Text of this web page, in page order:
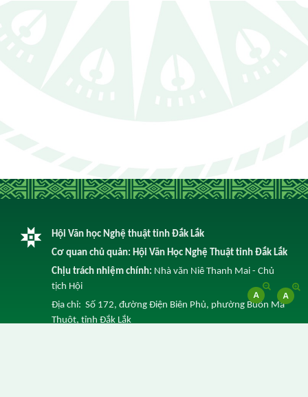
Hội Văn học Nghệ thuật tỉnh Đắk Lắk
Cơ quan chủ quản: Hội Văn Học Nghệ Thuật tỉnh Đắk Lắk
Chịu trách nhiệm chính: Nhà văn Niê Thanh Mai - Chủ
tịch Hội
Địa chỉ: Số 172, đường Điện Biên Phủ, phường Buôn Ma
Thuột, tỉnh Đắk Lắk